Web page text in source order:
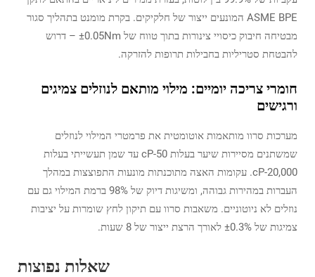
ASME BPE המונעים ייצור של חלקיקים. בקרת מומנט בתהליך סגור
מבטיחה חיבוק כיסויי צינורות בתוך טווח של ±0.05Nm – דרוש
להבטחת סטריליות בחבילות תרופות להזרקה.
חומרי צריכה יומיים: מילוי מותאם לנוזלים צמיגים
ורגישים
מערכות סרוו מותאמות אוטומטית את פרמטרי המילוי לנוזלים
שמשתנים מסיירות שיער בעלות 50-cP עד שמן תעשייתי בעלות
20,000-cP. עקומות האצה מתוכנתות מונעות התפוצצות במהלך
העברות במהירות גבוהה, ומשיגות דיוק של 98% ברמת המילוי גם עם
נוזלים לא ניוטוניים. משאבות סרוו עם תיקון לחץ שומרות על יציבות
צמיגות של ±0.3% לאורך הרצת ייצור של 8 שעות.
שאלות נפוצות